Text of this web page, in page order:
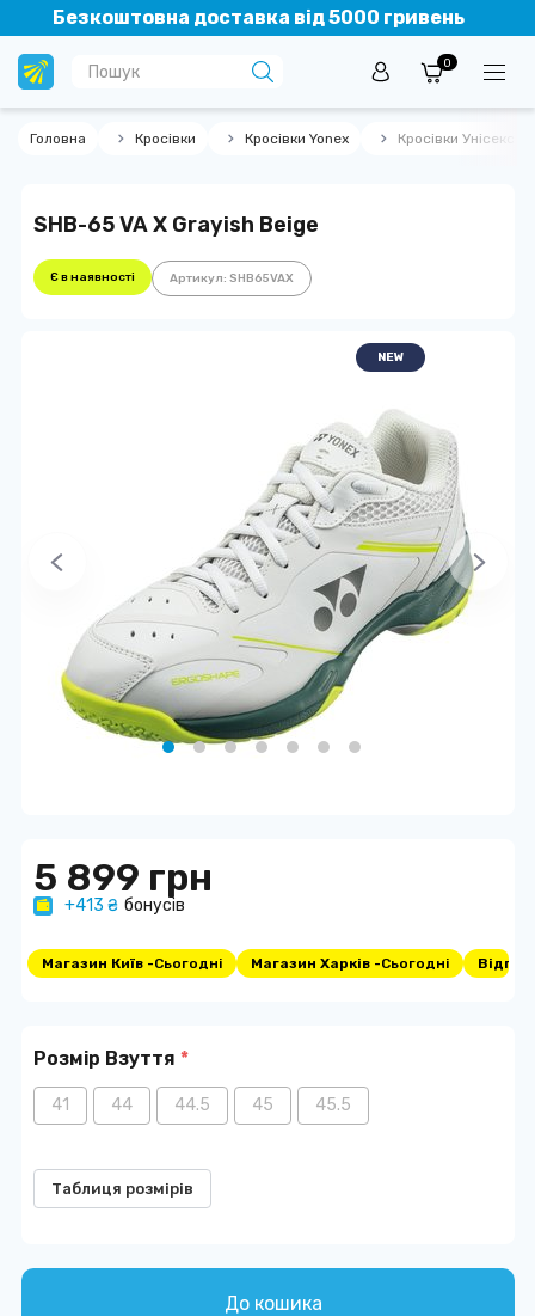
Безкоштовна доставка від 5000 гривень
0
Головна Кросівки Кросівки Yonex Кросівки Унісекс
SHB-65 VA X Grayish Beige
Є в наявності Артикул: SHB65VAX
NEW
5 899 грн
+413 ₴ бонусів
Магазин Київ -Сьогодні Магазин Харків -Сьогодні
Розмір Взуття *
41 44 44.5 45 45.5
Таблиця розмірів
До кошика